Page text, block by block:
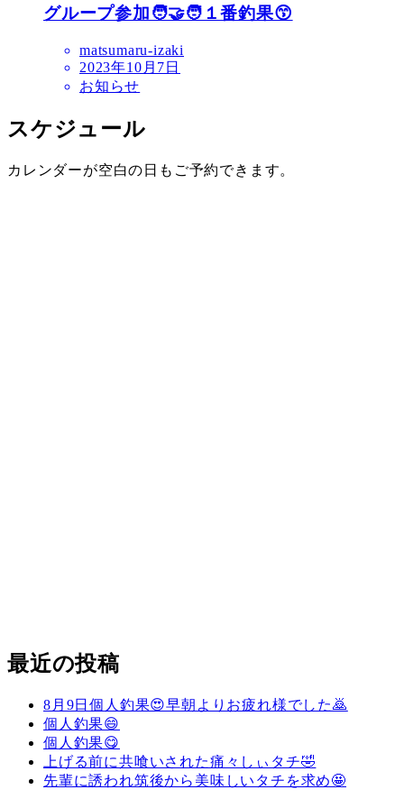
グループ参加🧑‍🤝‍🧑１番釣果😙
matsumaru-izaki
2023年10月7日
お知らせ
スケジュール
カレンダーが空白の日もご予約できます。
最近の投稿
8月9日個人釣果😍早朝よりお疲れ様でした🙇
個人釣果😄
個人釣果😋
上げる前に共喰いされた痛々しぃタチ🤣
先輩に誘われ筑後から美味しいタチを求め🤩